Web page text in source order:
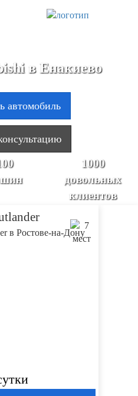
в Енакиево
автомобиль
1000
довольных
клиентов